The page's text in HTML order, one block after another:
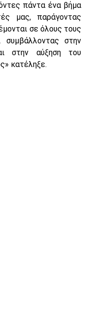
πάντα ένα βήμα
μας, παράγοντας
σε όλους τους
συμβάλλοντας στην
στην αύξηση του
κατέληξε.